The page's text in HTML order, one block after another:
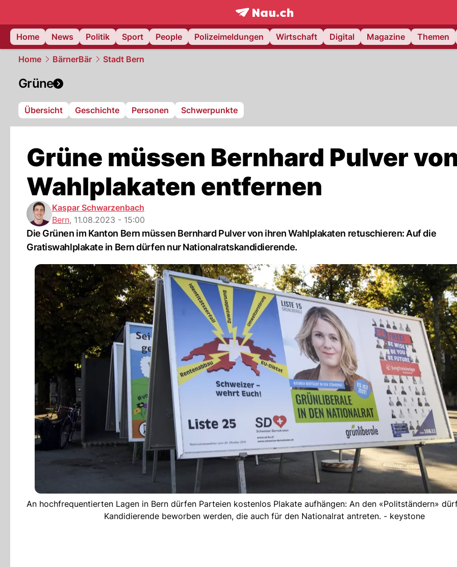
frontpage.NAU.ch
Home
News Politik Sport People Polizeimeldungen Wirtschaft Digital Magazine Themen
Home BärnerBär Stadt Bern
Grüne
Übersicht Geschichte Personen Schwerpunkte
Grüne müssen Bernhard Pulver
Wahlplakaten entfernen
Kaspar Schwarzenbach
Bern, 11.08.2023 - 15:00
Die Grünen im Kanton Bern müssen Bernhard Pulver von ihren Wahlplakaten retuschieren: Auf die
Gratiswahlplakate in Bern dürfen nur Nationalratskandidierende.
An hochfrequentierten Lagen in Bern dürfen Parteien kostenlos Plakate aufhängen: An den «Politständern»
Kandidierende beworben werden, die auch für den Nationalrat antreten. - keystone